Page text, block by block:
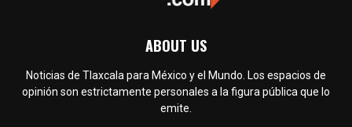
ABOUT US
Noticias de Tlaxcala para México y el Mundo. Los espacios de
opinión son estrictamente personales a la figura pública que lo
emite.